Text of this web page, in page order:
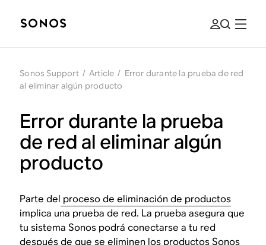
Sonos Support / Article / Error durante la prueba de red
al eliminar algún producto
Error durante la prueba
de red al eliminar algún
producto
Parte del proceso de eliminación de productos
implica una prueba de red. La prueba asegura que
tu sistema Sonos podrá conectarse a tu red
después de que se eliminen los productos Sonos